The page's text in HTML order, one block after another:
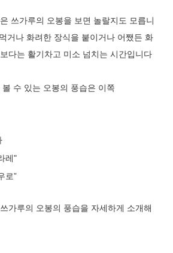
쓰가루의 오봉을 보면 놀랄지도 모릅니
거나 화려한 장식을 붙이거나 어쨌든 화
다는 활기차고 미소 넘치는 시간입니다
수 있는 오봉의 풍습은 이쪽
레"
로”
가루의 오봉의 풍습을 자세하게 소개해